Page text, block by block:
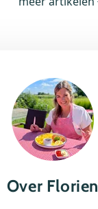
Over Florien